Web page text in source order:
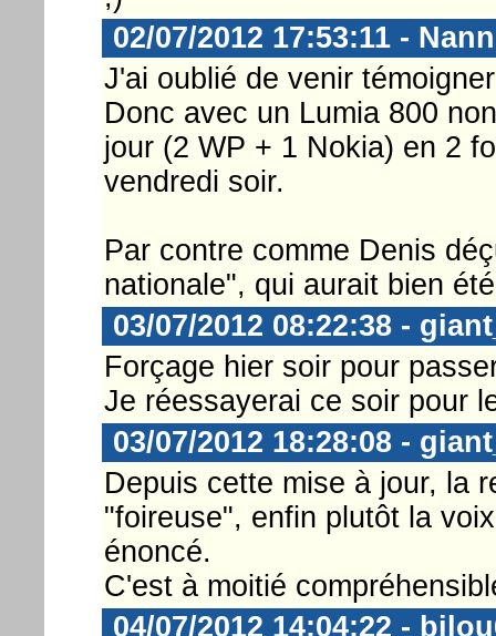
02/07/2012 17:53:11 -
J'ai oublié de venir témoigner
Donc avec un Lumia 800
jour (2 WP + 1 Nokia) en 2
vendredi soir.
Par contre comme Denis
nationale", qui aurait bien
03/07/2012 08:22:38 -
Forçage hier soir pour
Je réessayerai ce soir pour
03/07/2012 18:28:08 -
Depuis cette mise à jour, la
"foireuse", enfin plutôt la
énoncé.
C'est à moitié
04/07/2012 14:04:22 -